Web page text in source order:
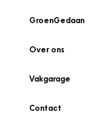
GroenGedaan
Over ons
Vakgarage
Contact